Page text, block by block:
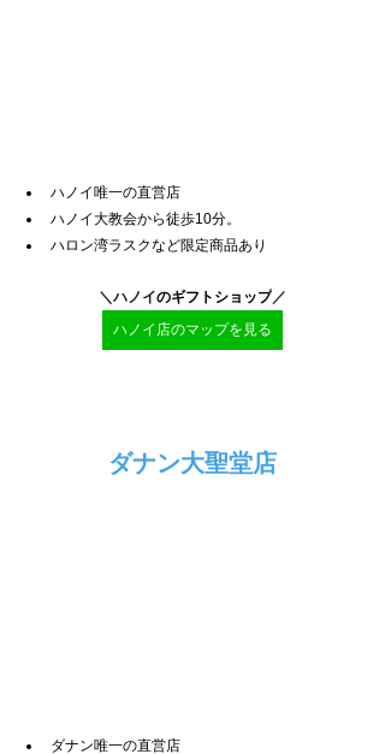
ハノイ唯一の直営店
ハノイ大教会から徒歩10分。
ハロン湾ラスクなど限定商品あり
＼ハノイのギフトショップ／
ハノイ店のマップを見る
ダナン大聖堂店
ダナン唯一の直営店